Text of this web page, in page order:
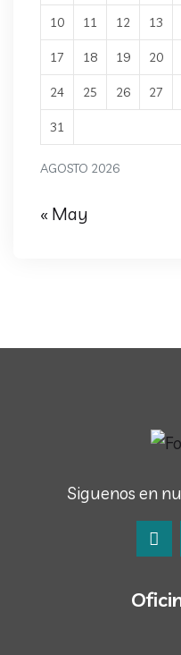
AGOSTO 2026
10 11 12 13
17 18 19 20
24 25 26 27
31
« May
Siguenos en